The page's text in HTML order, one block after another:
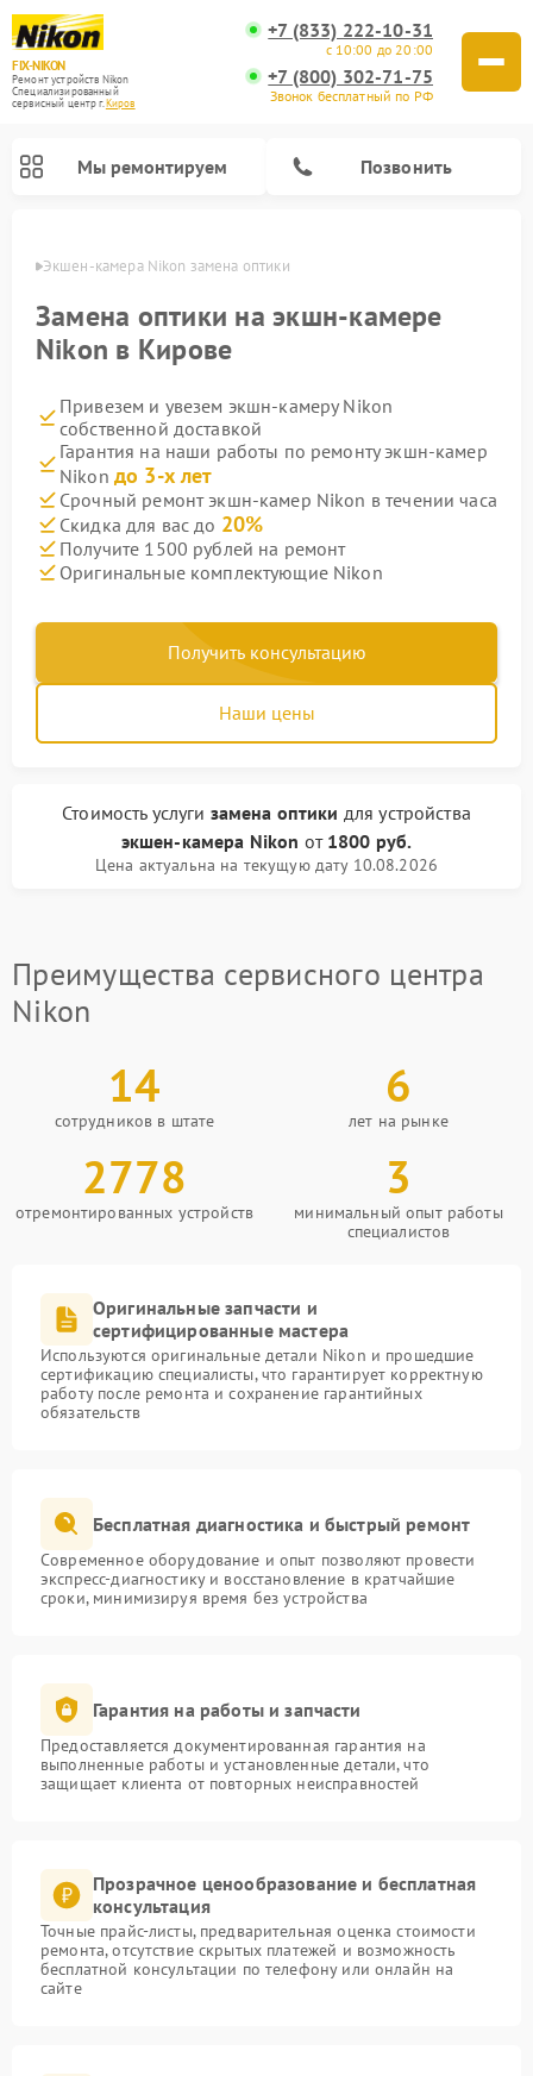
FIX-NIKON
Ремонт устройств Nikon
Специализированный
cервисный центр г.Киров
+7 (833) 222-10-31
с 10:00 до 20:00
+7 (800) 302-71-75
Звонок бесплатный по РФ
Мы ремонтируем Позвонить
Экшен-камера Nikon замена оптики
Замена оптики на экшн-камере
Nikon в Кирове
Привезем и увезем экшн-камеру Nikon
собственной доставкой
Гарантия на наши работы по ремонту экшн-камер
Nikon до 3-х лет
Срочный ремонт экшн-камер Nikon в течении часа
Скидка для вас до 20%
Получите 1500 рублей на ремонт
Оригинальные комплектующие Nikon
Получить консультацию
Наши цены
Стоимость услуги замена оптики для устройства
экшен-камера Nikon от 1800 руб.
Цена актуальна на текущую дату 10.08.2026
Преимущества сервисного центра
Nikon
14
сотрудников в штате
6
лет на рынке
2778
отремонтированных устройств
3
минимальный опыт работы
специалистов
Оригинальные запчасти и
сертифицированные мастера
Используются оригинальные детали Nikon и прошедшие
сертификацию специалисты, что гарантирует корректную
работу после ремонта и сохранение гарантийных
обязательств
Бесплатная диагностика и быстрый ремонт
Современное оборудование и опыт позволяют провести
экспресс-диагностику и восстановление в кратчайшие
сроки, минимизируя время без устройства
Гарантия на работы и запчасти
Предоставляется документированная гарантия на
выполненные работы и установленные детали, что
защищает клиента от повторных неисправностей
Прозрачное ценообразование и бесплатная
консультация
Точные прайс-листы, предварительная оценка стоимости
ремонта, отсутствие скрытых платежей и возможность
бесплатной консультации по телефону или онлайн на
сайте